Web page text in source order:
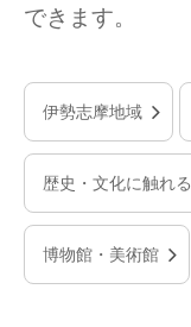
できます。
伊勢志摩地域
歴史・文化に触れる
博物館・美術館